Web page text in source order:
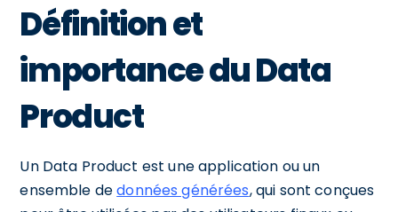
Définition et
importance du Data
Product
Un Data Product est une application ou un
ensemble dedonnées générées, qui sont conçues